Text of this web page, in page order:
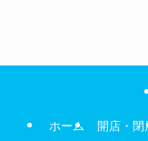
ホーム 開店・閉